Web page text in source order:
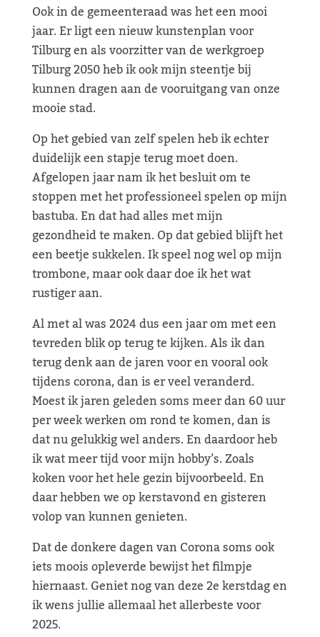
Ook in de gemeenteraad was het een mooi
jaar. Er ligt een nieuw kunstenplan voor
Tilburg en als voorzitter van de werkgroep
Tilburg 2050 heb ik ook mijn steentje bij
kunnen dragen aan de vooruitgang van onze
mooie stad.
Op het gebied van zelf spelen heb ik echter
duidelijk een stapje terug moet doen.
Afgelopen jaar nam ik het besluit om te
stoppen met het professioneel spelen op mijn
bastuba. En dat had alles met mijn
gezondheid te maken. Op dat gebied blijft het
een beetje sukkelen. Ik speel nog wel op mijn
trombone, maar ook daar doe ik het wat
rustiger aan.
Al met al was 2024 dus een jaar om met een
tevreden blik op terug te kijken. Als ik dan
terug denk aan de jaren voor en vooral ook
tijdens corona, dan is er veel veranderd.
Moest ik jaren geleden soms meer dan 60 uur
per week werken om rond te komen, dan is
dat nu gelukkig wel anders. En daardoor heb
ik wat meer tijd voor mijn hobby’s. Zoals
koken voor het hele gezin bijvoorbeeld. En
daar hebben we op kerstavond en gisteren
volop van kunnen genieten.
Dat de donkere dagen van Corona soms ook
iets moois opleverde bewijst het filmpje
hiernaast. Geniet nog van deze 2e kerstdag en
ik wens jullie allemaal het allerbeste voor
2025.